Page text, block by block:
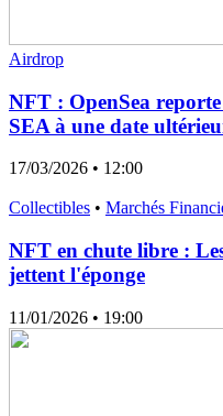
Airdrop
NFT : OpenSea
SEA à une date
17/03/2026 • 12:00
Collectibles • Marchés
NFT en chute libre :
jettent l'éponge
11/01/2026 • 19:00